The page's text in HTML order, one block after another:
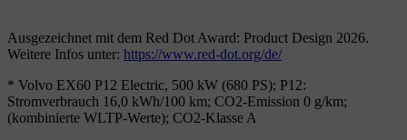
Ausgezeichnet mit dem Red Dot Award: Product Design 2026.
Weitere Infos unter: https://www.red-dot.org/de/
* Volvo EX60 P12 Electric, 500 kW (680 PS); P12:
Stromverbrauch 16,0 kWh/100 km; CO2-Emission 0 g/km;
(kombinierte WLTP-Werte); CO2-Klasse A